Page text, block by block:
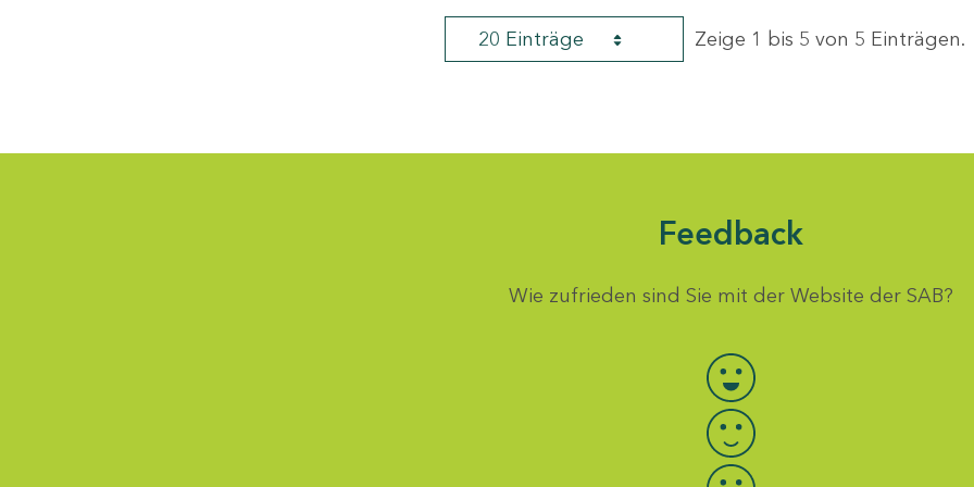
20 Einträge Zeige 1 bis 5 von 5 Einträgen.
Feedback
Wie zufrieden sind Sie mit der Website der SAB?
Bewertung auswählen